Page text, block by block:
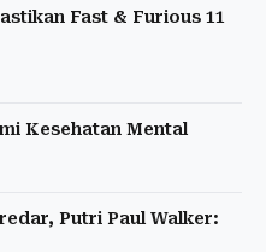
Fast & Furious 11
Kesehatan Mental
Putri Paul Walker: